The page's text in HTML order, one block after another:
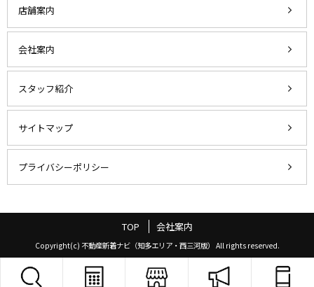
店舗案内
会社案内
スタッフ紹介
サイトマップ
プライバシーポリシー
TOP 会社案内
Copyright(c) 不動産新着ナビ（知多エリア・西三河版） All rights reserved.